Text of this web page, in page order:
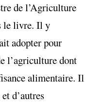
de l’Agriculture
le livre. Il y
adopter pour
l’agriculture dont
alimentaire. Il
d’autres